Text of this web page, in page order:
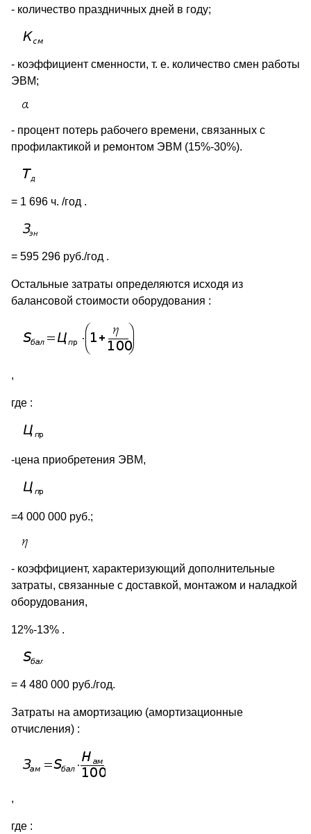
- количество праздничных дней в году;
- коэффициент сменности, т. е. количество смен работы
ЭВМ;
- процент потерь рабочего времени, связанных с
профилактикой и ремонтом ЭВМ (15%-30%).
= 1 696 ч. /год .
= 595 296 руб./год .
Остальные затраты определяются исходя из
балансовой стоимости оборудования :
,
где :
-цена приобретения ЭВМ,
=4 000 000 руб.;
- коэффициент, характеризующий дополнительные
затраты, связанные с доставкой, монтажом и наладкой
оборудования,
12%-13% .
= 4 480 000 руб./год.
Затраты на амортизацию (амортизационные
отчисления) :
,
где :